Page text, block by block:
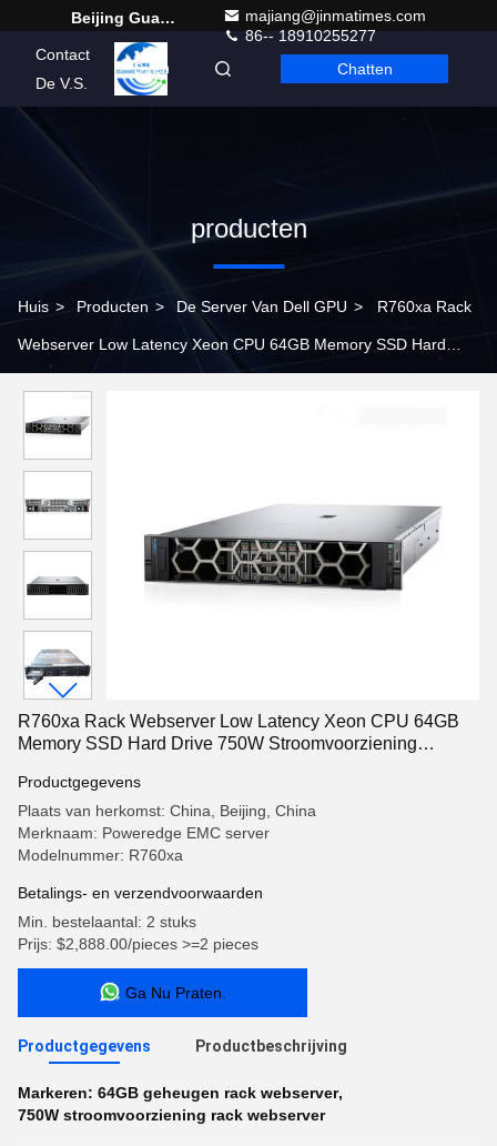
Beijing Guangtian Runze Technology Co., Ltd.
majiang@jinmatimes.com
86-- 18910255277
Contact
De V.S.
Dutch Chatten
producten
Huis > Producten > De Server Van Dell GPU > R760xa Rack
Webserver Low Latency Xeon CPU 64GB Memory SSD Hard
R760xa Rack Webserver Low Latency Xeon CPU 64GB
Memory SSD Hard Drive 750W Stroomvoorziening
Productgegevens
Plaats van herkomst: China, Beijing, China
Merknaam: Poweredge EMC server
Modelnummer: R760xa
Betalings- en verzendvoorwaarden
Min. bestelaantal: 2 stuks
Prijs: $2,888.00/pieces >=2 pieces
Ga Nu Praten.
Productgegevens Productbeschrijving
Markeren: 64GB geheugen rack webserver,
750W stroomvoorziening rack webserver